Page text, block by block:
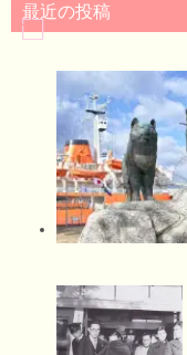
最近の投稿